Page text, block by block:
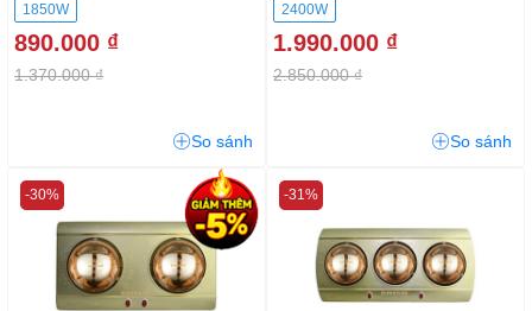
1850W
890.000 ₫
1.370.000 ₫
So sánh
2400W
1.990.000 ₫
2.850.000 ₫
So sánh
-30% -31%